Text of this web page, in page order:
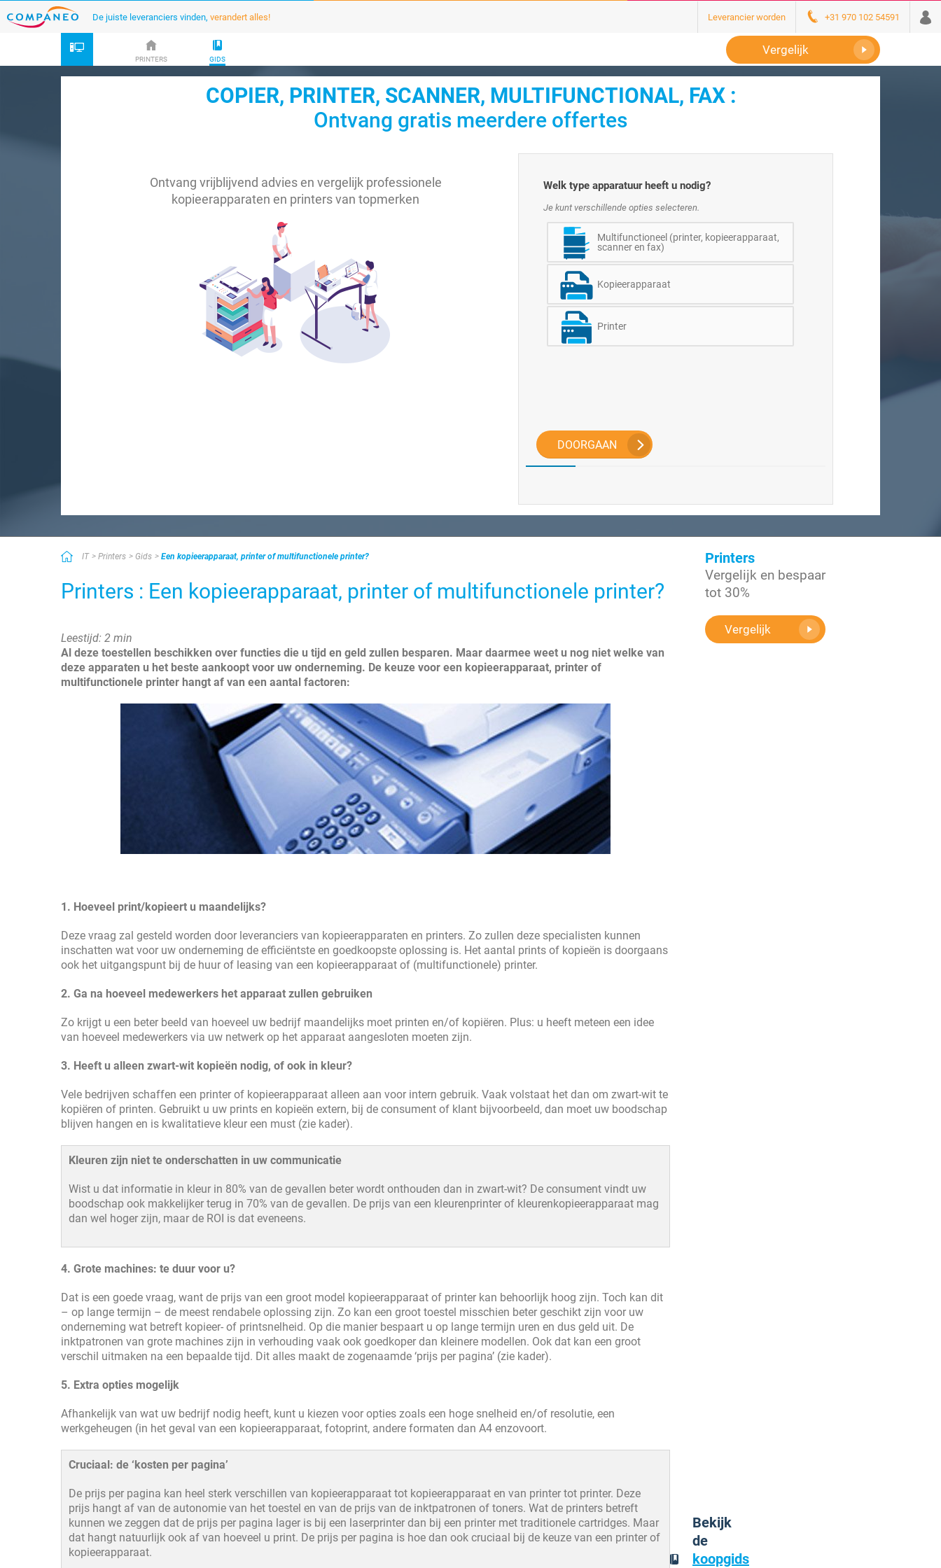
De juiste leveranciers vinden, verandert alles! Leverancier worden +31 970 102 54591
PRINTERS GIDS
Vergelijk
COPIER, PRINTER, SCANNER, MULTIFUNCTIONAL, FAX :
Ontvang gratis meerdere offertes
Ontvang vrijblijvend advies en vergelijk professionele
kopieerapparaten en printers van topmerken
Welk type apparatuur heeft u nodig?
Je kunt verschillende opties selecteren.
Multifunctioneel (printer, kopieerapparaat,
scanner en fax)
Kopieerapparaat
Printer
DOORGAAN
IT Printers Gids Een kopieerapparaat, printer of multifunctionele printer?
Printers : Een kopieerapparaat, printer of multifunctionele printer?
Leestijd: 2 min
Al deze toestellen beschikken over functies die u tijd en geld zullen besparen. Maar daarmee weet u nog niet welke van
deze apparaten u het beste aankoopt voor uw onderneming. De keuze voor een kopieerapparaat, printer of
multifunctionele printer hangt af van een aantal factoren:
1. Hoeveel print/kopieert u maandelijks?
Deze vraag zal gesteld worden door leveranciers van kopieerapparaten en printers. Zo zullen deze specialisten kunnen
inschatten wat voor uw onderneming de efficiëntste en goedkoopste oplossing is. Het aantal prints of kopieën is doorgaans
ook het uitgangspunt bij de huur of leasing van een kopieerapparaat of (multifunctionele) printer.
2. Ga na hoeveel medewerkers het apparaat zullen gebruiken
Zo krijgt u een beter beeld van hoeveel uw bedrijf maandelijks moet printen en/of kopiëren. Plus: u heeft meteen een idee
van hoeveel medewerkers via uw netwerk op het apparaat aangesloten moeten zijn.
3. Heeft u alleen zwart-wit kopieën nodig, of ook in kleur?
Vele bedrijven schaffen een printer of kopieerapparaat alleen aan voor intern gebruik. Vaak volstaat het dan om zwart-wit te
kopiëren of printen. Gebruikt u uw prints en kopieën extern, bij de consument of klant bijvoorbeeld, dan moet uw boodschap
blijven hangen en is kwalitatieve kleur een must (zie kader).
Kleuren zijn niet te onderschatten in uw communicatie
Wist u dat informatie in kleur in 80% van de gevallen beter wordt onthouden dan in zwart-wit? De consument vindt uw
boodschap ook makkelijker terug in 70% van de gevallen. De prijs van een kleurenprinter of kleurenkopieerapparaat mag
dan wel hoger zijn, maar de ROI is dat eveneens.
4. Grote machines: te duur voor u?
Dat is een goede vraag, want de prijs van een groot model kopieerapparaat of printer kan behoorlijk hoog zijn. Toch kan dit
– op lange termijn – de meest rendabele oplossing zijn. Zo kan een groot toestel misschien beter geschikt zijn voor uw
onderneming wat betreft kopieer- of printsnelheid. Op die manier bespaart u op lange termijn uren en dus geld uit. De
inktpatronen van grote machines zijn in verhouding vaak ook goedkoper dan kleinere modellen. Ook dat kan een groot
verschil uitmaken na een bepaalde tijd. Dit alles maakt de zogenaamde ‘prijs per pagina’ (zie kader).
5. Extra opties mogelijk
Afhankelijk van wat uw bedrijf nodig heeft, kunt u kiezen voor opties zoals een hoge snelheid en/of resolutie, een
werkgeheugen (in het geval van een kopieerapparaat, fotoprint, andere formaten dan A4 enzovoort.
Cruciaal: de ‘kosten per pagina’
De prijs per pagina kan heel sterk verschillen van kopieerapparaat tot kopieerapparaat en van printer tot printer. Deze
prijs hangt af van de autonomie van het toestel en van de prijs van de inktpatronen of toners. Wat de printers betreft
kunnen we zeggen dat de prijs per pagina lager is bij een laserprinter dan bij een printer met traditionele cartridges. Maar
dat hangt natuurlijk ook af van hoeveel u print. De prijs per pagina is hoe dan ook cruciaal bij de keuze van een printer of
kopieerapparaat.
Bekijk
de
koopgids
Printers
Vergelijk en bespaar
tot 30%
Vergelijk